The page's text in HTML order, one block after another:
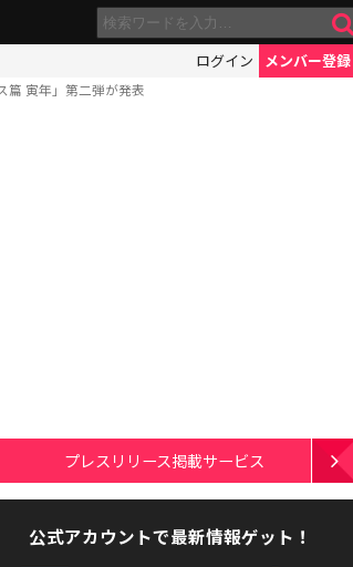
ログイン メンバー登録
篇 寅年」第二弾が発表
プレスリリース掲載サービス
公式アカウントで最新情報ゲット！